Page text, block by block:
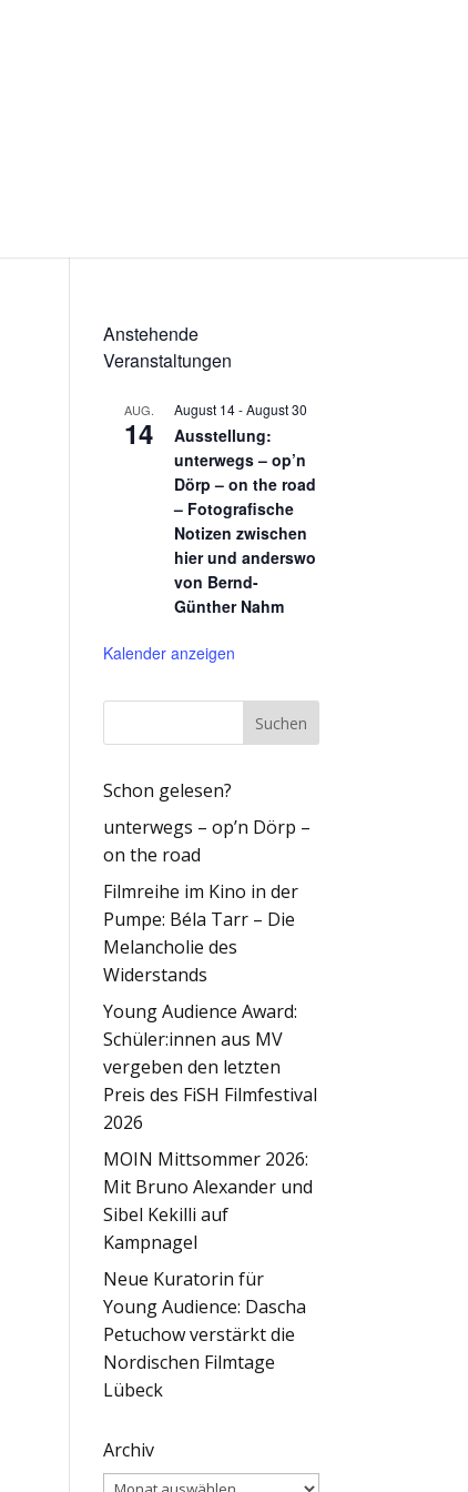
Anstehende
Veranstaltungen
AUG.
14
August 14-August 30
Ausstellung:
unterwegs – op’n
Dörp – on the road
– Fotografische
Notizen zwischen
hier und anderswo
von Bernd-
Günther Nahm
Kalender anzeigen
Schon gelesen?
unterwegs – op’n Dörp –
on the road
Filmreihe im Kino in der
Pumpe: Béla Tarr – Die
Melancholie des
Widerstands
Young Audience Award:
Schüler:innen aus MV
vergeben den letzten
Preis des FiSH Filmfestival
2026
MOIN Mittsommer 2026:
Mit Bruno Alexander und
Sibel Kekilli auf
Kampnagel
Neue Kuratorin für
Young Audience: Dascha
Petuchow verstärkt die
Nordischen Filmtage
Lübeck
Archiv
Archiv